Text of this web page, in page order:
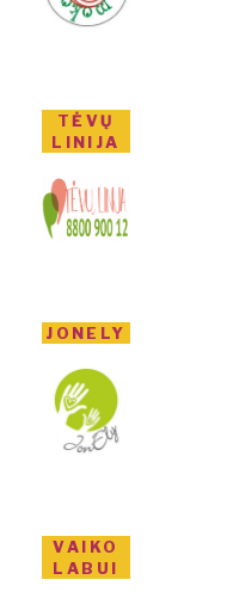
TĖVŲ
LINIJA
JONELY
VAIKO
LABUI